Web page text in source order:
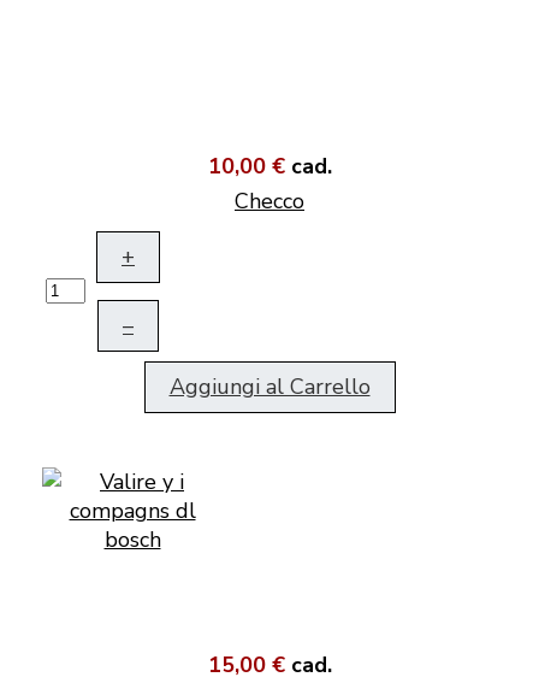
10,00 € cad.
Checco
+
–
Aggiungi al Carrello
15,00 € cad.